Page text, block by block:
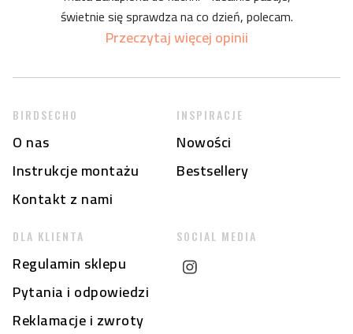
świetnie się sprawdza na co dzień, polecam.
Przeczytaj więcej opinii
BIRDSECHO
O nas
Instrukcje montażu
Kontakt z nami
DLA KLIENTA
Regulamin sklepu
Pytania i odpowiedzi
Reklamacje i zwroty
INSPIRACJE
Nowości
Bestsellery
SOCIAL MEDIA